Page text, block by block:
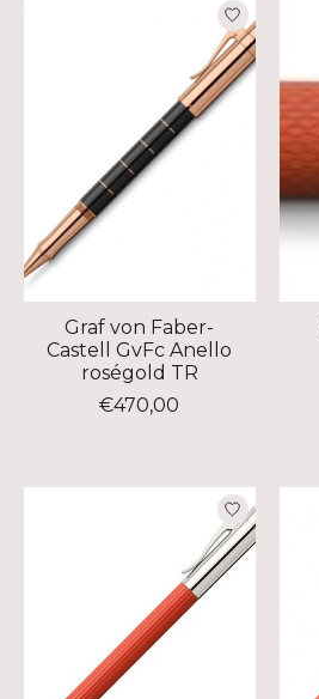
Graf von Faber-
Castell GvFc Anello
roségold TR
€470,00